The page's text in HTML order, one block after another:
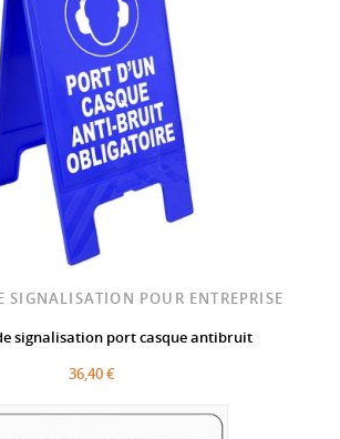
SIGNALISATION POUR ENTREPRISE
signalisation port casque antibruit
36,40 €